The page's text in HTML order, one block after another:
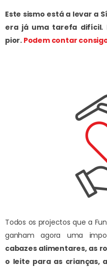
Este sismo está a levar a
era já uma tarefa difícil.
pior. Podem contar
Todos os projectos que a
ganham agora uma
cabazes alimentares, as
o leite para as crianças,